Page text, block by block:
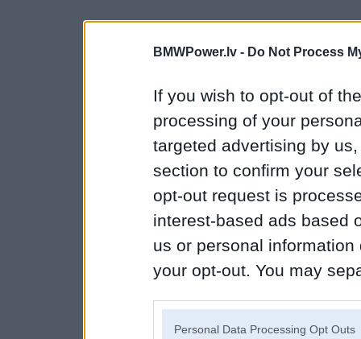
BMWPower.lv - Do Not Process
If you wish to opt-out of
processing of your
targeted advertising by
section to confirm your
opt-out request is
interest-based ads based
us or personal
your opt-out. You may
Personal Data Processing Opt Outs